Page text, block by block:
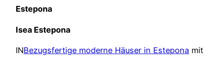
Estepona
Isea Estepona
INBezugsfertige moderne Häuser in Estepona mit